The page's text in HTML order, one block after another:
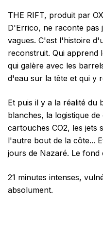
THE RIFT, produit par
D'Errico, ne raconte pas
vagues. C'est l'histoire
reconstruit. Qui apprend
qui galère avec les
d'eau sur la tête et qui y
Et puis il y a la réalité du
blanches, la logistique
cartouches CO2, les
l'autre bout de la côte...
jours de Nazaré. Le
21 minutes intenses,
absolument.